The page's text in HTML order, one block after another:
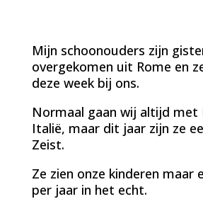
Mijn schoonouders zijn
overgekomen uit Rome en
deze week bij ons.
Normaal gaan wij altijd met
Italië, maar dit jaar zijn ze
Zeist.
Ze zien onze kinderen maar
per jaar in het echt.